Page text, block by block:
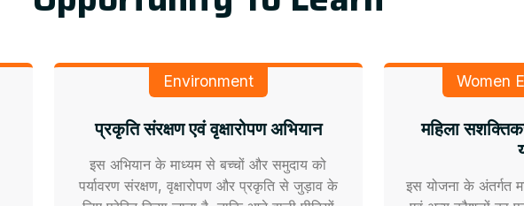
Environment
प्रकृति संरक्षण एवं वृक्षारोपण अभियान
इस अभियान के माध्यम से बच्चों और समुदाय को
पर्यावरण संरक्षण, वृक्षारोपण और प्रकृति से जुड़ाव के
Women
महिला
इस योजना के अंतर्गत